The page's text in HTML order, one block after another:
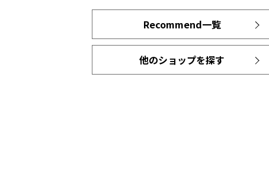
Recommend一覧
他のショップを探す